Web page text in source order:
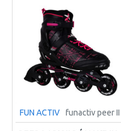
FUN ACTIV funactiv peer II